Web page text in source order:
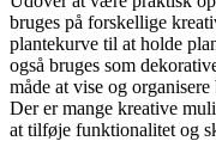
bruges på forskellige
plantekurve til at holde
også bruges som
måde at vise og
Der er mange kreative
at tilføje funktionalitet og